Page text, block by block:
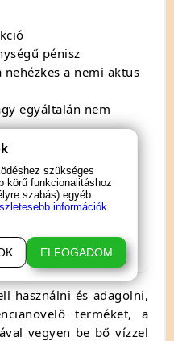
pénisz
a nemi aktus
egyáltalán nem
megtapasztalni a
erekciót
esetén
esetén
használni és adagolni,
terméket, a
vegyen be bő vízzel
szükséges
körű funkcionalitáshoz
szabás) egyéb
információk.
ELFOGADOM